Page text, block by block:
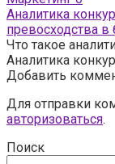
Аналитика
превосходства в
Что такое
Аналитика
Добавить
Для отправки
авторизоваться.
Поиск